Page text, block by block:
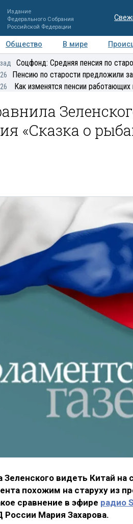
Издание
Федерального Собрания
Российской Федерации
Общество В мире
Регионы Медиацентр
Соцфонд: Средняя пенсия по
Пенсию по старости предложили
Как изменятся пенсии работающих
«Сказка о
видеть Китай
похожим на старуху из
сравнение в эфире радио
Мария Захарова.